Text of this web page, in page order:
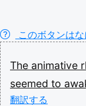
このボタンはな
The animative
seemed to
翻訳する